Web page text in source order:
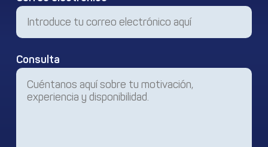
Consulta